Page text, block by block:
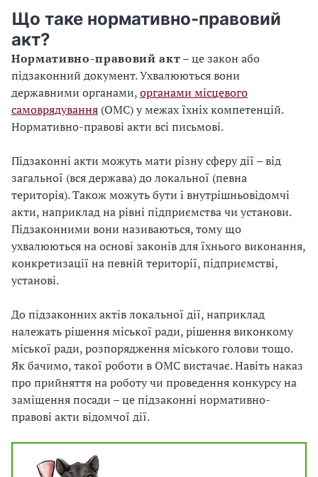
Що таке нормативно-правовий
акт?
Нормативно-правовий акт– це закон або
підзаконний документ. Ухвалюються вони
державними органами,органами місцевого
самоврядування (ОМС) у межах їхніх компетенцій.
Нормативно-правові акти всі письмові.
Підзаконні акти можуть мати різну сферу дії – від
загальної (вся держава) до локальної (певна
територія). Також можуть бути і внутрішньовідомчі
акти, наприклад на рівні підприємства чи установи.
Підзаконними вони називаються, тому що
ухвалюються на основі законів для їхнього виконання,
конкретизації на певній території, підприємстві,
установі.
До підзаконних актів локальної дії, наприклад
належать рішення міської ради, рішення виконкому
міської ради, розпорядження міського голови тощо.
Як бачимо, такої роботи в ОМС вистачає. Навіть наказ
про прийняття на роботу чи проведення конкурсу на
заміщення посади – це підзаконні нормативно-
правові акти відомчої дії.